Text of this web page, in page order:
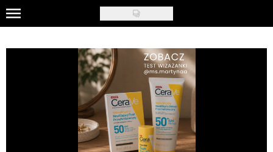
Skip
to
main